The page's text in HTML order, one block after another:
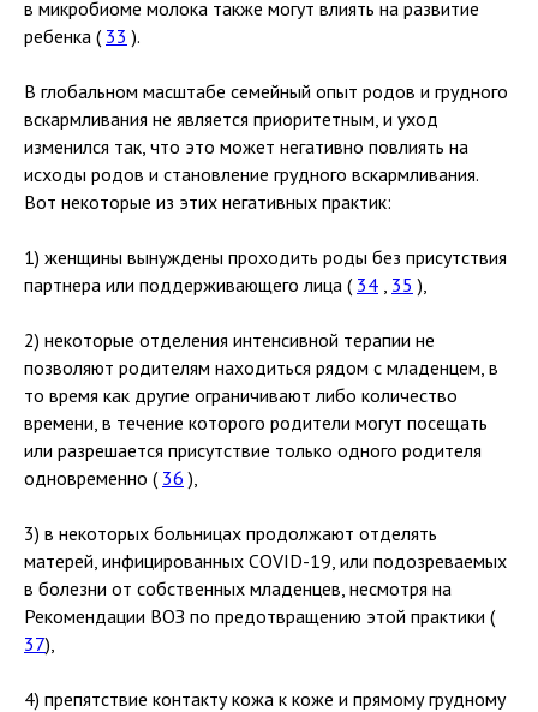
в микробиоме молока также могут влиять на развитие
ребенка ( 33 ).
В глобальном масштабе семейный опыт родов и грудного
вскармливания не является приоритетным, и уход
изменился так, что это может негативно повлиять на
исходы родов и становление грудного вскармливания.
Вот некоторые из этих негативных практик:
1) женщины вынуждены проходить роды без присутствия
партнера или поддерживающего лица ( 34 35 ),
2) некоторые отделения интенсивной терапии не
позволяют родителям находиться рядом с младенцем, в
то время как другие ограничивают либо количество
времени, в течение которого родители могут посещать
или разрешается присутствие только одного родителя
одновременно ( 36 ),
3) в некоторых больницах продолжают отделять
матерей, инфицированных COVID-19, или подозреваемых
в болезни от собственных младенцев, несмотря на
Рекомендации ВОЗ по предотвращению этой практики (
37),
4) препятствие контакту кожа к коже и прямому грудному